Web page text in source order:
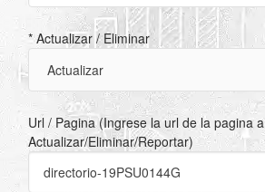
* Actualizar / Eliminar
Url / Pagina (Ingrese la url de la pagina a
Actualizar/Eliminar/Reportar)